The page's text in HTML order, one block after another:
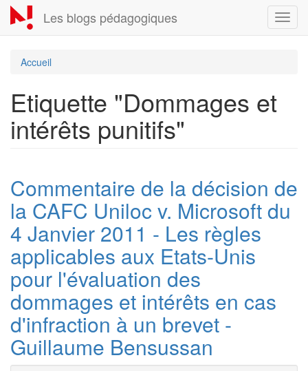
Aller
au
contenu
Les blogs pédagogiques
Accueil
Etiquette "Dommages et
intérêts punitifs"
Commentaire de la décision de
la CAFC Uniloc v. Microsoft du
4 Janvier 2011 - Les règles
applicables aux Etats-Unis
pour l'évaluation des
dommages et intérêts en cas
d'infraction à un brevet -
Guillaume Bensussan